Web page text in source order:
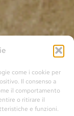
come i cookie per
Il consenso a
il comportamento
o ritirare il
e funzioni.